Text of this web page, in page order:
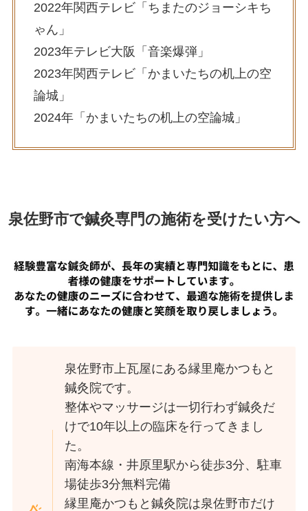
2022年関西テレビ「ちまたのジョーシキち
ゃん」
2023年テレビ大阪「音楽爆弾」
2023年関西テレビ「かまいたちの机上の空
論城」
2024年「かまいたちの机上の空論城」
泉佐野市で鍼灸専門の施術を受けたい方へ
泉佐野市上瓦屋にある縁里庵かつもと
鍼灸院です。
整体やマッサージは一切行わず鍼灸だ
けで10年以上の臨床を行ってきまし
た。
南海本線・井原里駅から徒歩3分、駐車
場徒歩3分無料完備
縁里庵かつもと鍼灸院は泉佐野市だけ